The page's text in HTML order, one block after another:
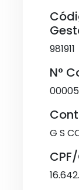
981911
N°
G S